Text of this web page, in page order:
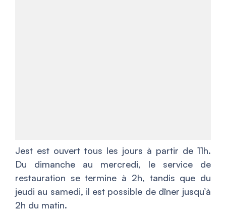
Jest est ouvert tous les jours à partir de 11h.
Du dimanche au mercredi, le service de
restauration se termine à 2h, tandis que du
jeudi au samedi, il est possible de dîner jusqu’à
2h du matin.